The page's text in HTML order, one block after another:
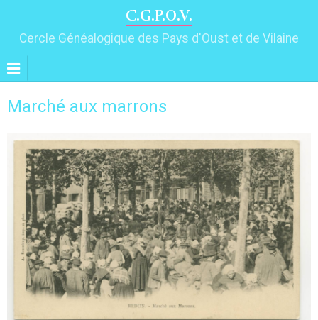
C.G.P.O.V.
Cercle Généalogique des Pays d'Oust et de Vilaine
Marché aux marrons